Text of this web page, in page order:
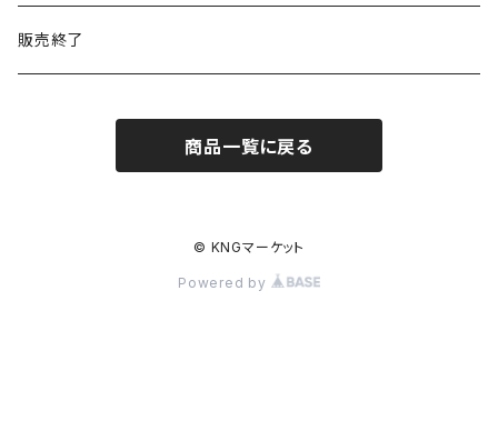
販売終了
商品一覧に戻る
© KNGマーケット
Powered by